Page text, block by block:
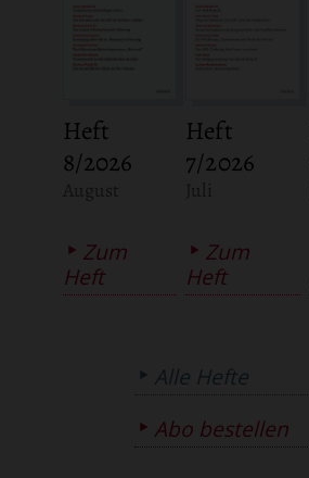
Heft
8/2026
Zum
Heft
Heft
7/2026
Zum
Heft
Alle Hefte
Abo bestellen